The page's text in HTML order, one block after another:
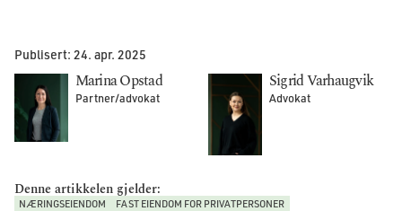
Publisert: 24. apr. 2025
Marina Opstad
Partner/advokat
Sigrid Varhaugvik
Advokat
Denne artikkelen gjelder:
NÆRINGSEIENDOM FAST EIENDOM FOR PRIVATPERSONER